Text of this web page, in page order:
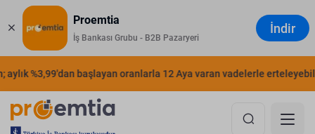
Proemtia
İş Bankası Grubu - B2B Pazaryeri
İndir
%3,99'dan başlayan oranlarla 12 Aya varan vadelerle